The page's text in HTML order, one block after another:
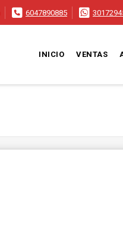
6047890885
INICIO VENTAS